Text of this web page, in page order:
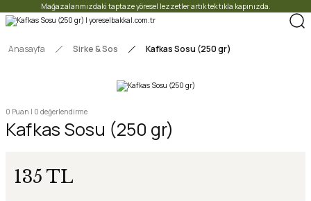
Mağazalarımızdaki taptaze yöresel lezzetler artık tek tıkla kapınızda.
Anasayfa Sirke & Sos Kafkas Sosu (250 gr)
0 Puan | 0 değerlendirme
Kafkas Sosu (250 gr)
135 TL